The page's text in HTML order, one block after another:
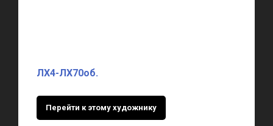
ЛХ4-ЛХ70об.
Перейти к этому художнику